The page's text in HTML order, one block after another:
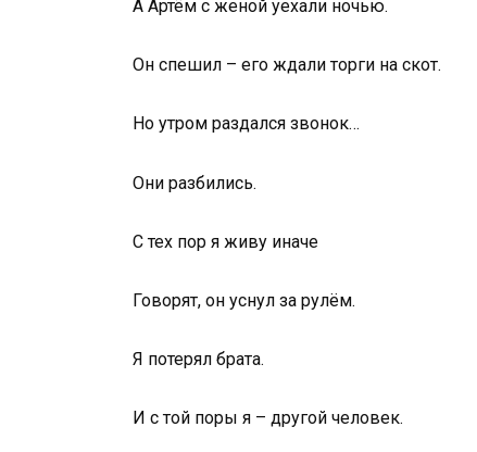
А Артём с женой уехали ночью.
Он спешил – его ждали торги на скот.
Но утром раздался звонок…
Они разбились.
С тех пор я живу иначе
Говорят, он уснул за рулём.
Я потерял брата.
И с той поры я – другой человек.